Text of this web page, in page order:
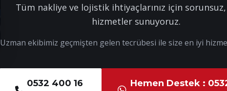
Tüm nakliye ve lojistik ihtiyaçlarınız için
hizmetler sunuyoruz.
Uzman ekibimiz geçmişten gelen tecrübesi ile size en iyi
0532 400 16
Hemen Destek :